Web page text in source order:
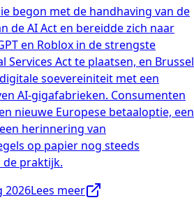
begon met de handhaving van de
de AI Act en bereidde zich naar
en Roblox in de strengste
Services Act te plaatsen, en Brussel
soevereiniteit met een
AI-gigafabrieken. Consumenten
nieuwe Europese betaaloptie, een
herinnering van
op papier nog steeds
praktijk.
2026Lees meer